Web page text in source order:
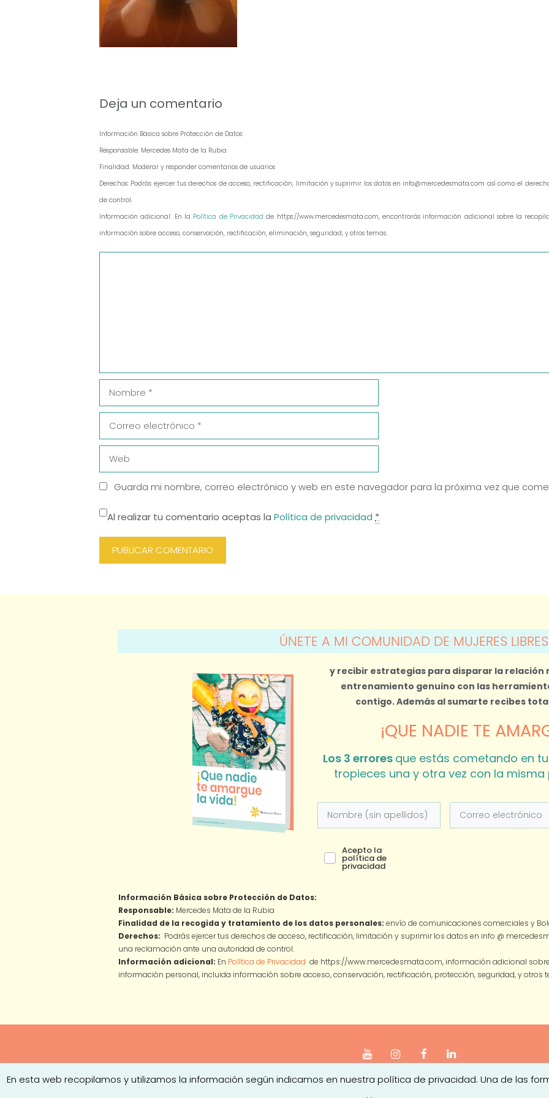
Deja un comentario
Información Básica sobre Protección de Datos:
Responsable: Mercedes Mata de la Rubia
Finalidad: Moderar y responder comentarios de usuarios
Derechos: Podrás ejercer tus derechos de acceso, rectificación, limitación y suprimir los datos en info@mercedesmata.com así como el
de control.
Información adicional: En la Política de Privacidadde https://www.mercedesmata.com, encontrarás información adicional sobre la
información sobre acceso, conservación, rectificación, eliminación, seguridad, y otros temas.
Nombre
Correo
electrónico
Web
Guarda mi nombre, correo electrónico y web en este navegador para la próxima vez que
Al realizar tu comentario aceptas la Política de privacidad *
ÚNETE A MI COMUNIDAD DE MUJERES LIBRES
y recibir estrategias para disparar la relación
entrenamiento genuino con las
contigo.Además al sumarte recibes
¡QUE NADIE TE
Los 3 errores que estás cometando en
tropieces una y otra vez con la misma
Acepto la
política de
privacidad
Información Básica sobre Protección de Datos:
Responsable: Mercedes Mata de la Rubia
Finalidad de la recogida y tratamiento de los datos personales: envío de comunicaciones comerciales y
Derechos: Podrás ejercer tus derechos de acceso, rectificación, limitación y suprimir los datos en info @
una reclamación ante una autoridad de control.
Información adicional: En Política de Privacidad de https://www.mercedesmata.com, información adicional
información personal, incluida información sobre acceso, conservación, rectificación, protección, seguridad, y otros
Copyright © 2026 Mercedes Mata·Aviso legal|Política de Privacidad |Política de Cookies|
En esta web recopilamos y utilizamos la información según indicamos en nuestra política de privacidad. Una de las